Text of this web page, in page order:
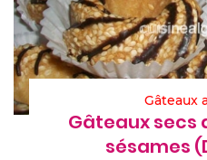
Gâteaux
Gâteaux secs
sésames